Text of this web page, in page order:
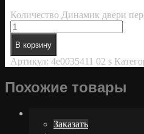
Количество Динамик двери
В корзину
Артикул: 4e0035411 02 s
Похожие товары
Заказать